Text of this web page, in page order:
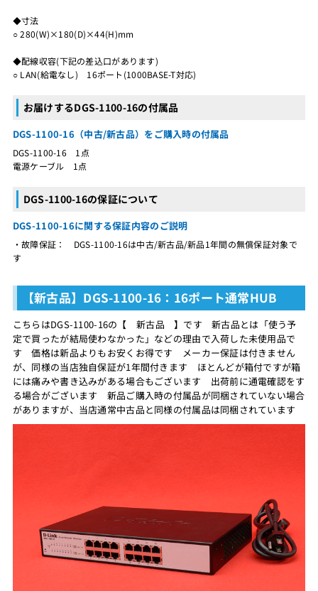
◆寸法
○ 280(W)×180(D)×44(H)mm
◆配線収容(下記の差込口があります)
○ LAN(給電なし) 16ポート(1000BASE-T対応)
お届けするDGS-1100-16の付属品
DGS-1100-16（中古/新古品）をご購入時の付属品
DGS-1100-16 1点
電源ケーブル 1点
DGS-1100-16の保証について
DGS-1100-16に関する保証内容のご説明
・故障保証： DGS-1100-16は中古/新古品/新品1年間の無償保証対象で
す
【新古品】DGS-1100-16：16ポート通常HUB
こちらはDGS-1100-16の【 新古品 】です 新古品とは「使う予
定で買ったが結局使わなかった」などの理由で入荷した未使用品で
す 価格は新品よりもお安くお得です メーカー保証は付きません
が、同様の当店独自保証が1年間付きます ほとんどが箱付ですが箱
には痛みや書き込みがある場合もございます 出荷前に通電確認をす
る場合がございます 新品ご購入時の付属品が同梱されていない場合
がありますが、当店通常中古品と同様の付属品は同梱されています